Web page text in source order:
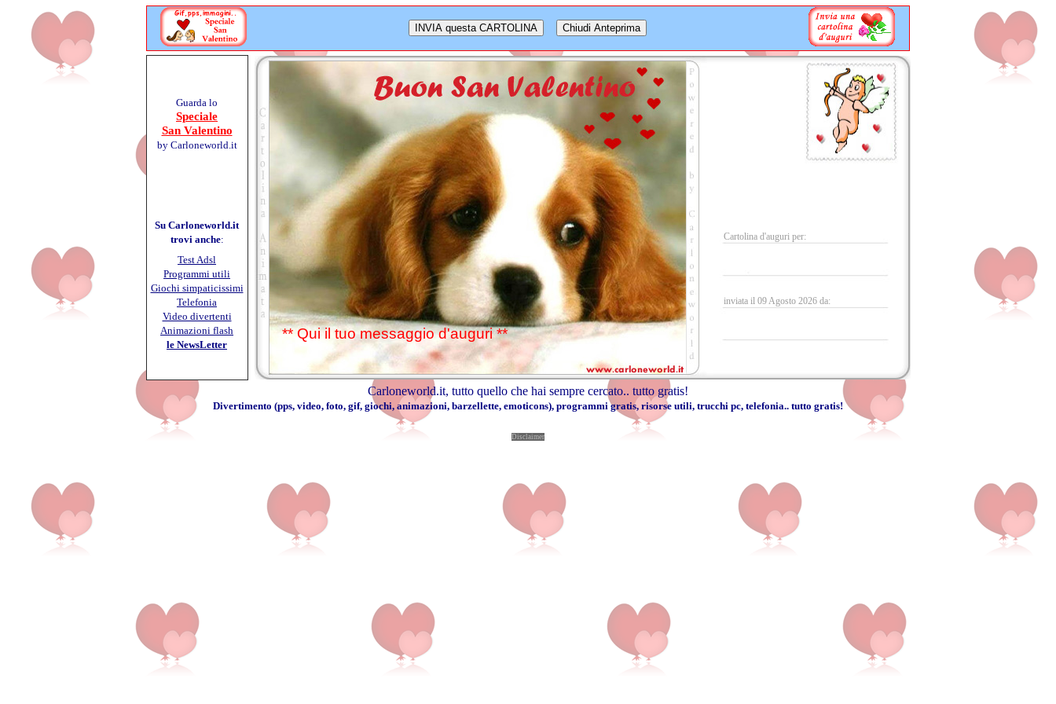
Guarda lo
Speciale
San Valentino
by Carloneworld.it
Su Carloneworld.it
trovi anche:
Test Adsl
Programmi utili
Giochi simpaticissimi
Telefonia
Video divertenti
Animazioni flash
le NewsLetter
** Qui il tuo messaggio d'auguri **
Cartolina d'auguri per:
inviata il 09 Agosto 2026 da:
Carloneworld.it, tutto quello che hai sempre cercato.. tutto gratis!
Divertimento (pps, video, foto, gif, giochi, animazioni, barzellette, emoticons), programmi gratis, risorse utili, trucchi pc, telefonia.. tutto gratis!
Disclaimer